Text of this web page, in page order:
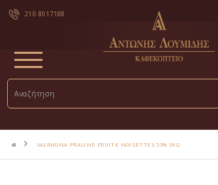
210 8017188
VALRHONA PRALINE FRUITE NOISETTES 55% 5KG